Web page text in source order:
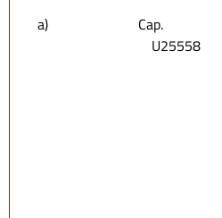
a)
Cap.
U25558